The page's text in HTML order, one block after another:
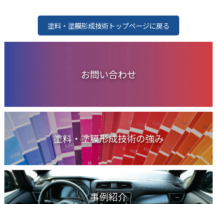
塗料・塗膜形成技術トップページに戻る
お問い合わせ
塗料・塗膜形成技術の強み
事例紹介